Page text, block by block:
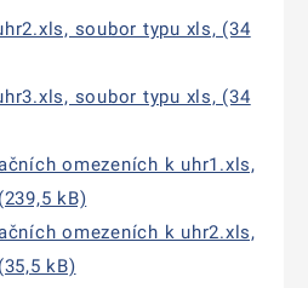
soubor typu xls, (34
soubor typu xls, (34
omezeních k uhr1.xls,
kB)
omezeních k uhr2.xls,
kB)